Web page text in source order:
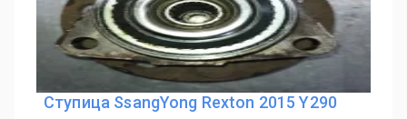
Ступица SsangYong Rexton 2015 Y290